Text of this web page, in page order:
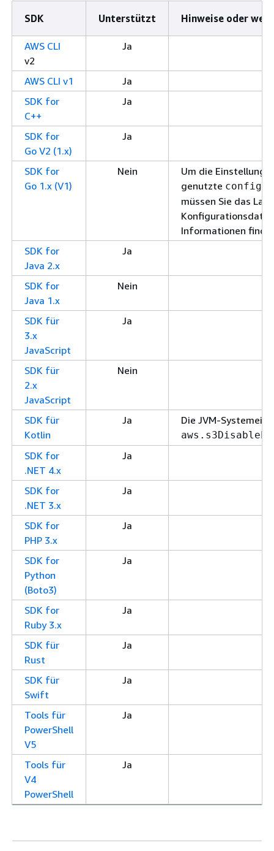
SDK Unterstützt Hinweise oder
AWS CLI
v2
Ja
AWS CLI v1
Ja
SDK for
C++
Ja
SDK for
Go V2 (1.x)
Ja
SDK for
Go 1.x (V1)
Nein
Um die
genutzte config
müssen Sie das
Informationen
SDK for
Java 2.x
Ja
SDK for
Java 1.x
Nein
SDK für
3.x
JavaScript
Ja
SDK für
2.x
JavaScript
Nein
SDK für
Kotlin
Ja Die JVM-
SDK for
.NET 4.x
Ja
SDK for
.NET 3.x
Ja
SDK for
PHP 3.x
Ja
SDK for
Python
(Boto3)
Ja
SDK for
Ruby 3.x
Ja
SDK für
Rust
Ja
SDK für
Swift
Ja
Tools für
PowerShell
V5
Ja
Tools für
V4
PowerShell
Ja